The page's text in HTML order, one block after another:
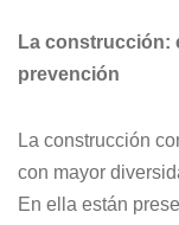
La construcción:
prevención
La construcción
con mayor
En ella están